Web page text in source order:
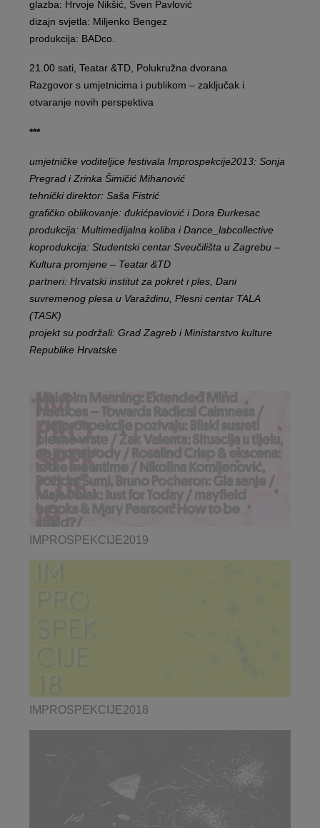
glazba: Hrvoje Nikšić, Sven Pavlović
dizajn svjetla: Miljenko Bengez
produkcija: BADco.
21.00 sati, Teatar &TD, Polukružna dvorana
Razgovor s umjetnicima i publikom – zaključak i
otvaranje novih perspektiva
***
umjetničke voditeljice festivala Improspekcije2013: Sonja
Pregrad i Zrinka Šimičić Mihanović
tehnički direktor: Saša Fistrić
grafičko oblikovanje: đukićpavlović i Dora Đurkesac
produkcija: Multimedijalna koliba i Dance_labcollective
koprodukcija: Studentski centar Sveučilišta u Zagrebu –
Kultura promjene – Teatar &TD
partneri: Hrvatski institut za pokret i ples, Dani
suvremenog plesa u Varaždinu, Plesni centar TALA
(TASK)
projekt su podržali: Grad Zagreb i Ministarstvo kulture
Republike Hrvatske
IMPROSPEKCIJE2019
IMPROSPEKCIJE2018